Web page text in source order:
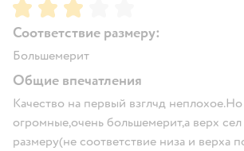
Рейтинг:3
Соответствие размеру:
Большемерит
Общие впечатления
Качество на первый взглчд
огромные,очень большемерит,а верх
размеру(не соответствие низа и верха